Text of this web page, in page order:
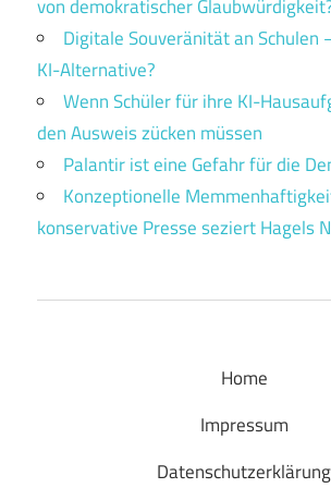
von demokratischer
Digitale Souveränität an Schulen
KI-Alternative?
Wenn Schüler für ihre KI-
den Ausweis zücken müssen
Palantir ist eine Gefahr für die
Konzeptionelle
konservative Presse seziert Hagels
Home
Impressum
Datenschutzerklärung